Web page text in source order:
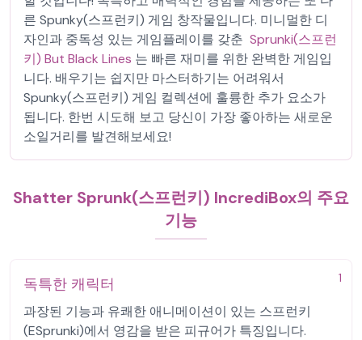
른 Spunky(스프런키) 게임 창작물입니다. 미니멀한 디
자인과 중독성 있는 게임플레이를 갖춘 Sprunki(스프런
키) But Black Lines 는 빠른 재미를 위한 완벽한 게임입
니다. 배우기는 쉽지만 마스터하기는 어려워서
Spunky(스프런키) 게임 컬렉션에 훌륭한 추가 요소가
됩니다. 한번 시도해 보고 당신이 가장 좋아하는 새로운
소일거리를 발견해보세요!
Shatter Sprunk(스프런키) IncrediBox의 주요
기능
1
독특한 캐릭터
과장된 기능과 유쾌한 애니메이션이 있는 스프런키
(ESprunki)에서 영감을 받은 피규어가 특징입니다.